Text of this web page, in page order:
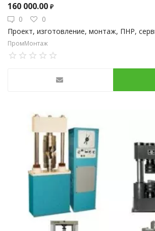
160 000.00 ₽
0
0
Проект, изготовление, монтаж, ПНР,
ПромМонтаж